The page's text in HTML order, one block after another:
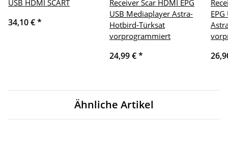
USB HDMI SCART
34,10 €*
Receiver Scar HDMI EPG
USB Mediaplayer Astra-
Hotbird-Türksat
vorprogrammiert
24,99 €*
Ähnliche Artikel